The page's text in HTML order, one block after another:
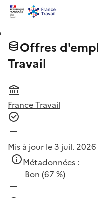
Offres
Travail
France Travail
Mis à jour le 3 juil. 2026
Métadonnées :
Bon (67 %)